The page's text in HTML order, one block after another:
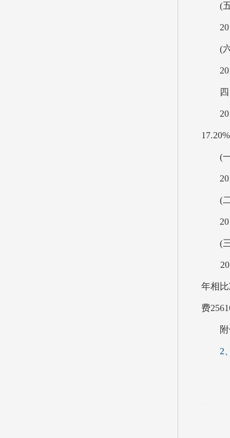
(五)
2017
(六
四、
2017
(一)
2017
(二)
2017
(三)
2017
年相
费
附
2